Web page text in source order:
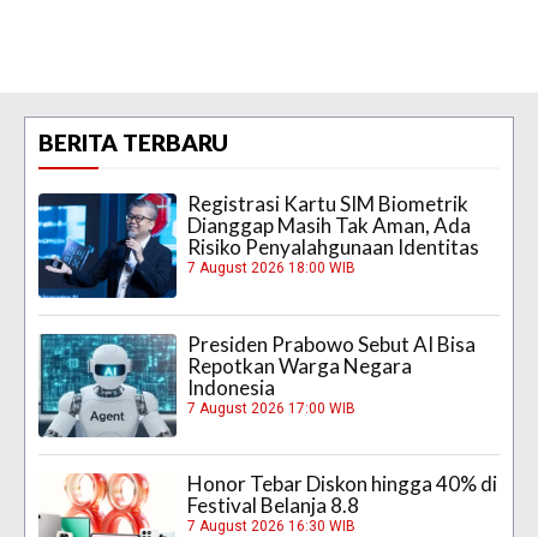
BERITA TERBARU
Registrasi Kartu SIM Biometrik
Dianggap Masih Tak Aman, Ada
Risiko Penyalahgunaan Identitas
7 August 2026 18:00 WIB
Presiden Prabowo Sebut AI Bisa
Repotkan Warga Negara
Indonesia
7 August 2026 17:00 WIB
Honor Tebar Diskon hingga 40% di
Festival Belanja 8.8
7 August 2026 16:30 WIB